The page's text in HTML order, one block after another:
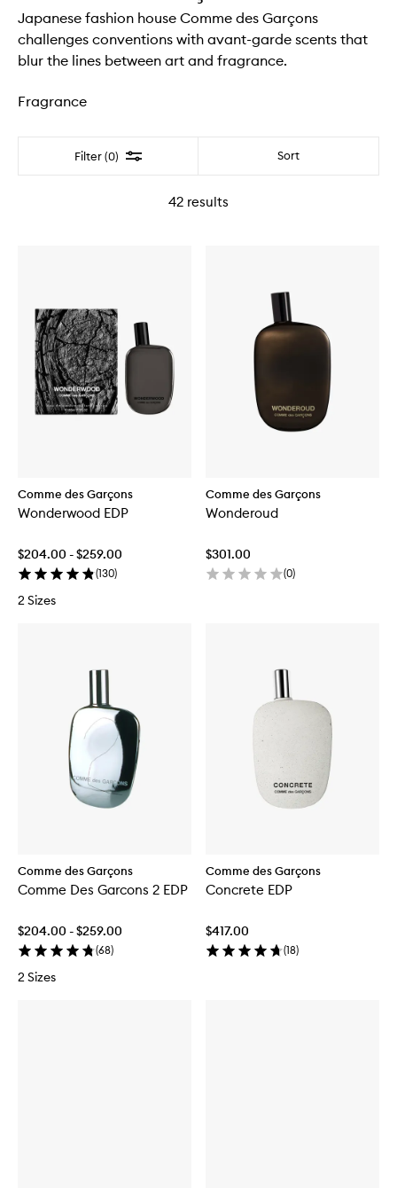
Japanese fashion house Comme des Garçons
challenges conventions with avant-garde scents that
blur the lines between art and fragrance.
Fragrance
Filter (0) Filter Sort
42 results
Comme des Garçons
Wonderwood EDP
$204.00 - $259.00
(130)
2 Sizes
Comme des Garçons
Wonderoud
$301.00
(0)
Comme des Garçons
Comme Des Garcons 2 EDP
$204.00 - $259.00
(68)
2 Sizes
Comme des Garçons
Concrete EDP
$417.00
(18)